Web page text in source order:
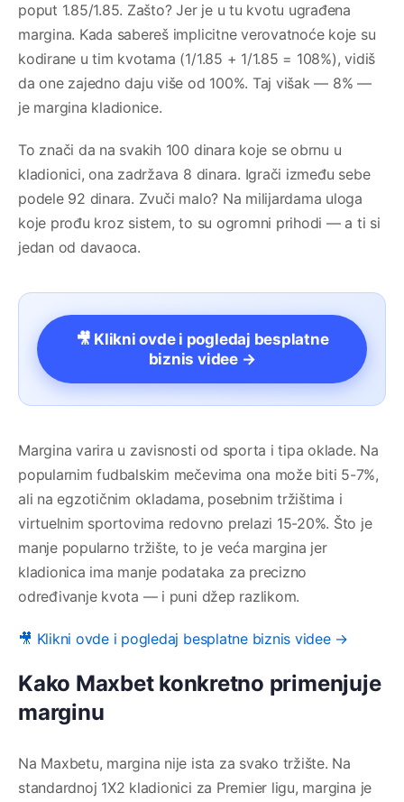
poput 1.85/1.85. Zašto? Jer je u tu kvotu ugrađena
margina. Kada sabereš implicitne verovatnoće koje su
kodirane u tim kvotama (1/1.85 + 1/1.85 = 108%), vidiš
da one zajedno daju više od 100%. Taj višak — 8% —
je margina kladionice.
To znači da na svakih 100 dinara koje se obrnu u
kladionici, ona zadržava 8 dinara. Igrači između sebe
podele 92 dinara. Zvuči malo? Na milijardama uloga
koje prođu kroz sistem, to su ogromni prihodi — a ti si
jedan od davaoca.
🎥 Klikni ovde i pogledaj besplatne
biznis videe →
Margina varira u zavisnosti od sporta i tipa oklade. Na
popularnim fudbalskim mečevima ona može biti 5-7%,
ali na egzotičnim okladama, posebnim tržištima i
virtuelnim sportovima redovno prelazi 15-20%. Što je
manje popularno tržište, to je veća margina jer
kladionica ima manje podataka za precizno
određivanje kvota — i puni džep razlikom.
🎥 Klikni ovde i pogledaj besplatne biznis videe →
Kako Maxbet konkretno primenjuje
marginu
Na Maxbetu, margina nije ista za svako tržište. Na
standardnoj 1X2 kladionici za Premier ligu, margina je